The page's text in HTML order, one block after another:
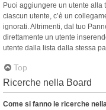
Puoi aggiungere un utente alla
ciascun utente, c’è un
ignorati. Altrimenti, dal tuo
direttamente un utente
utente dalla lista dalla stessa
Top
Ricerche nella Board
Come si fanno le ricerche